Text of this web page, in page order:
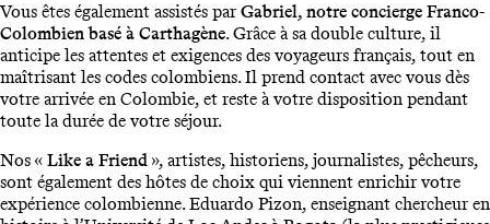
Vous êtes également assistés parGabriel, notre concierge Franco-
Colombien basé à Carthagène. Grâce à sa double culture, il
anticipe les attentes et exigences des voyageurs français, tout en
maîtrisant les codes colombiens. Il prend contact avec vous dès
votre arrivée en Colombie, et reste à votre disposition pendant
toute la durée de votre séjour.
Nos « Like a Friend », artistes, historiens, journalistes, pêcheurs,
sont également des hôtes de choix qui viennent enrichir votre
expérience colombienne. Eduardo Pizon, enseignant chercheur en